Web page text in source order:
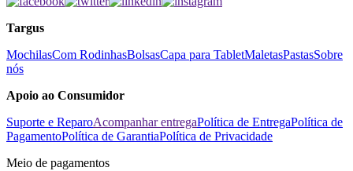
Targus
MochilasCom RodinhasBolsasCapa para TabletMaletasPastasSobre
nós
Apoio ao Consumidor
Suporte e ReparoAcompanhar entregaPolítica de EntregaPolítica de
PagamentoPolítica de GarantiaPolítica de Privacidade
Meio de pagamentos